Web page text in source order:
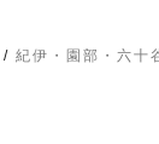
/ 紀伊・園部・六十